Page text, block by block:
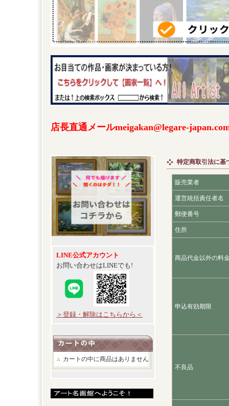
店長直通メールmeigakan@legare-
LINE公式アカウント
お問い合わせはLINEでも!
＞登録・解除はこちらから＜
カートの中に商品はありません
特定商取引法に基
販売業者
運営統括責任者名
郵便番号
住所
商品代金以外の料
申込有効期限
不良品